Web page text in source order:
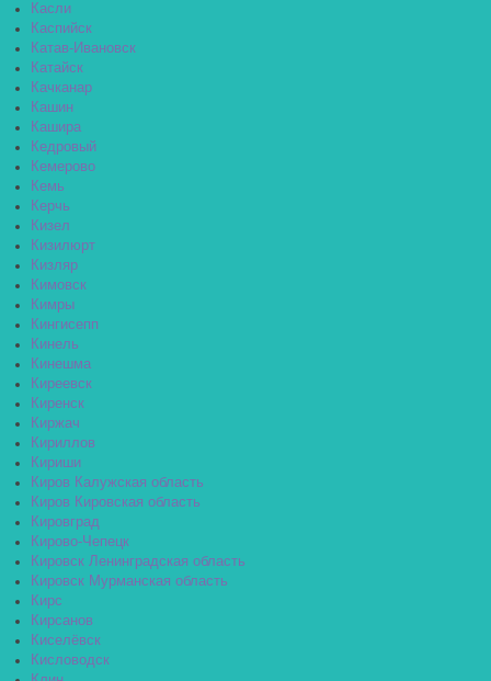
Касли
Каспийск
Катав-Ивановск
Катайск
Качканар
Кашин
Кашира
Кедровый
Кемерово
Кемь
Керчь
Кизел
Кизилюрт
Кизляр
Кимовск
Кимры
Кингисепп
Кинель
Кинешма
Киреевск
Киренск
Киржач
Кириллов
Кириши
Киров Калужская область
Киров Кировская область
Кировград
Кирово-Чепецк
Кировск Ленинградская область
Кировск Мурманская область
Кирс
Кирсанов
Киселёвск
Кисловодск